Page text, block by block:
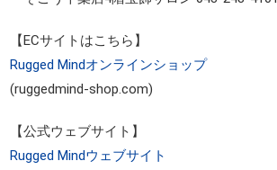
【ECサイトはこちら】
Rugged Mindオンラインショップ
(ruggedmind-shop.com)
【公式ウェブサイト】
Rugged Mindウェブサイト